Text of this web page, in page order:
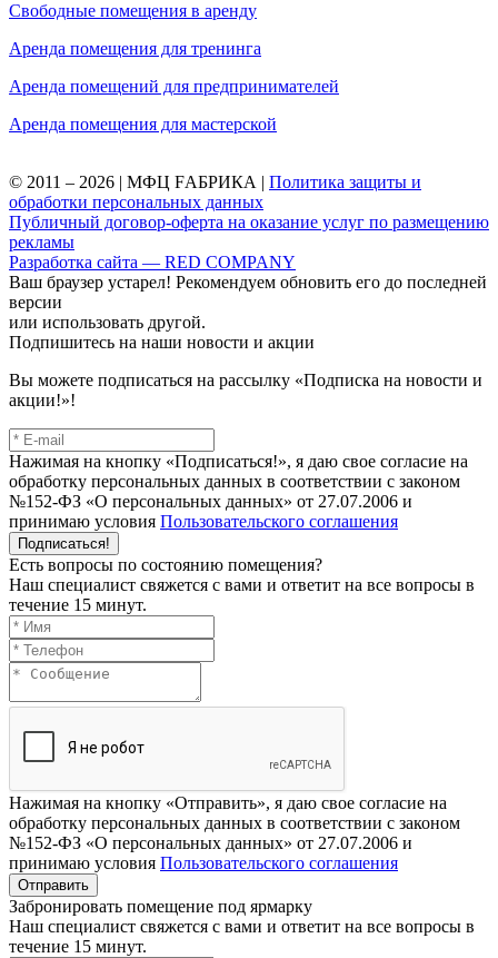
Свободные помещения в аренду
Аренда помещения для тренинга
Аренда помещений для предпринимателей
Аренда помещения для мастерской
© 2011 – 2026 | МФЦ FАБРИКА | Политика защиты и
обработки персональных данных
Публичный договор-оферта на оказание услуг по размещению
рекламы
Разработка сайта — RED COMPANY
Ваш браузер устарел! Рекомендуем обновить его до последней
версии
или использовать другой.
Подпишитесь на наши новости и акции
Вы можете подписаться на рассылку «Подписка на новости и
акции!»!
Нажимая на кнопку «Подписаться!», я даю свое согласие на
обработку персональных данных в соответствии с законом
№152-ФЗ «О персональных данных» от 27.07.2006 и
принимаю условия Пользовательского соглашения
Подписаться!
Есть вопросы по состоянию помещения?
Наш специалист свяжется с вами и ответит на все вопросы в
течение 15 минут.
Нажимая на кнопку «Отправить», я даю свое согласие на
обработку персональных данных в соответствии с законом
№152-ФЗ «О персональных данных» от 27.07.2006 и
принимаю условия Пользовательского соглашения
Отправить
Забронировать помещение под ярмарку
Наш специалист свяжется с вами и ответит на все вопросы в
течение 15 минут.